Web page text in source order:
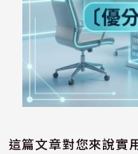
這篇文章對您來說實